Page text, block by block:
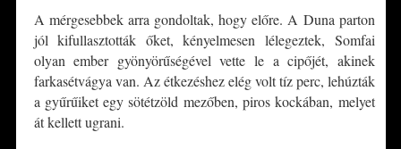
A mérgesebbek arra gondoltak, hogy előre. A Duna parton
jól kifullasztották őket, kényelmesen lélegeztek, Somfai
olyan ember gyönyörűségével vette le a cipőjét, akinek
farkasétvágya van. Az étkezéshez elég volt tíz perc, lehúzták
a gyűrűiket egy sötétzöld mezőben, piros kockában, melyet
át kellett ugrani.